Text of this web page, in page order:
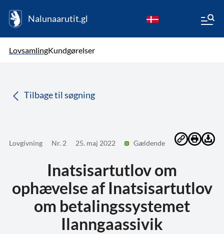
Nalunaarutit.gl
LovsamlingKundgørelser
Tilbage til søgning
Lovgivning Nr. 2 25. maj 2022 Gældende
Inatsisartutlov om
ophævelse af Inatsisartutlov
om betalingssystemet
Ilanngaassivik